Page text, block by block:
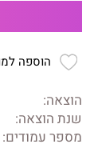
הוספה
הוצאה:
שנת הוצאה:
מספר עמודים: